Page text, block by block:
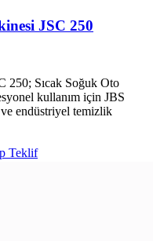
JSC 250
250; Sıcak Soğuk Oto
kullanım için JBS
endüstriyel temizlik
Teklif